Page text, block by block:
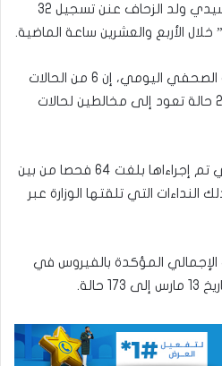
أعلن مدير الصحة العمومية سيدي ولد الزحاف عنن تسجيل 32
الأربع والعشرين ساعة الماضية.
و قال ولد الزحاف في مؤتمره الصحفي اليومي، إن 6 من الحالات
المسجلة اليوم مجتمعية و26 حالة تعود إلى مخالطين لحالات
وأضاف أن عدد الفحوصات التي تم إجراءاها بلغت 64 فحصا من بين
التي تلقتها الوزارة عبر
الإجمالي المؤكدة بالفيروس في